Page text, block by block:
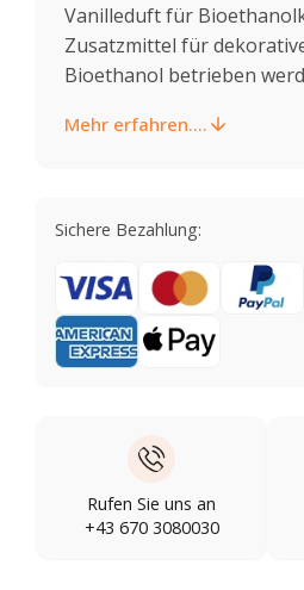
Vanilleduft für
Zusatzmittel für
Bioethanol betrieben
Mehr erfahren....
Sichere Bezahlung:
Rufen Sie uns an
+43 670 3080030